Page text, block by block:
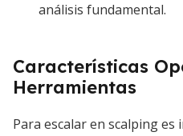
análisis fundamental.
Características
Herramientas
Para escalar en scalping